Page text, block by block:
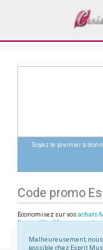
Soyez le premier à
Code promo
Economisez sur vos achats
ligne utilisables sur
Malheureusement,
possible chez Esprit